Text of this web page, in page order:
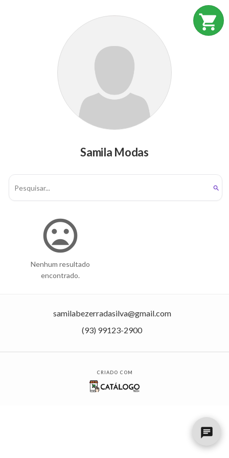
shopping_cart
chat
Samila Modas
search
mood_bad
Nenhum resultado
encontrado.
samilabezerradasilva@gmail.com
(93) 99123-2900
CRIADO COM